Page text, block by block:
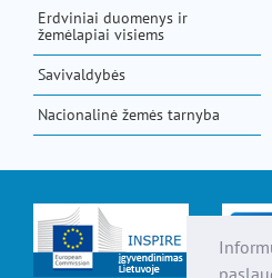
Erdviniai duomenys ir
žemėlapiai visiems
Savivaldybės
Nacionalinė žemės tarnyba